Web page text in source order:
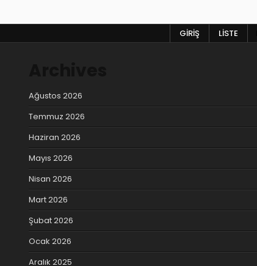
GIRIŞ LISTE
Ağustos 2026
Temmuz 2026
Haziran 2026
Mayıs 2026
Nisan 2026
Mart 2026
Şubat 2026
Ocak 2026
Aralık 2025